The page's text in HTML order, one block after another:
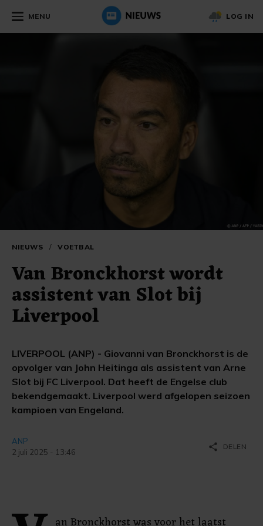
MENU LOG IN
NIEUWS / VOETBAL
Van Bronckhorst wordt
assistent van Slot bij
Liverpool
LIVERPOOL (ANP) - Giovanni van Bronckhorst is de
opvolger van John Heitinga als assistent van Arne
Slot bij FC Liverpool. Dat heeft de Engelse club
bekendgemaakt. Liverpool werd afgelopen seizoen
kampioen van Engeland.
ANP
2 juli 2025 - 13:46
share DELEN